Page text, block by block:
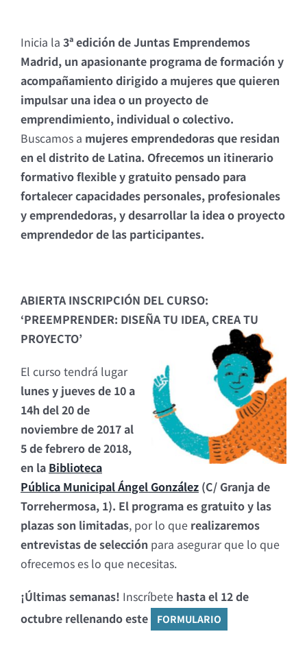
Inicia la 3ª edición de Juntas Emprendemos
Madrid, un apasionante programa de formación y
acompañamiento dirigido a mujeres que quieren
impulsar una idea o un proyecto de
emprendimiento, individual o colectivo.
Buscamos a mujeres emprendedoras que residan
en el distrito de Latina. Ofrecemos un itinerario
formativo flexible y gratuito pensado para
fortalecer capacidades personales, profesionales
y emprendedoras, y desarrollar la idea o proyecto
emprendedor de las participantes.
ABIERTA INSCRIPCIÓN DEL CURSO:
‘PREEMPRENDER: DISEÑA TU IDEA, CREA TU
PROYECTO’
El curso tendrá lugar
lunes y jueves de 10 a
14h del 20 de
noviembre de 2017 al
5 de febrero de 2018,
en la Biblioteca
Pública Municipal Ángel González (C/ Granja de
Torrehermosa, 1). El programa es gratuito y las
plazas son limitadas, por lo que realizaremos
entrevistas de selección para asegurar que lo que
ofrecemos es lo que necesitas.
¡Últimas semanas! Inscríbete hasta el 12 de
octubre rellenando este
FORMULARIO